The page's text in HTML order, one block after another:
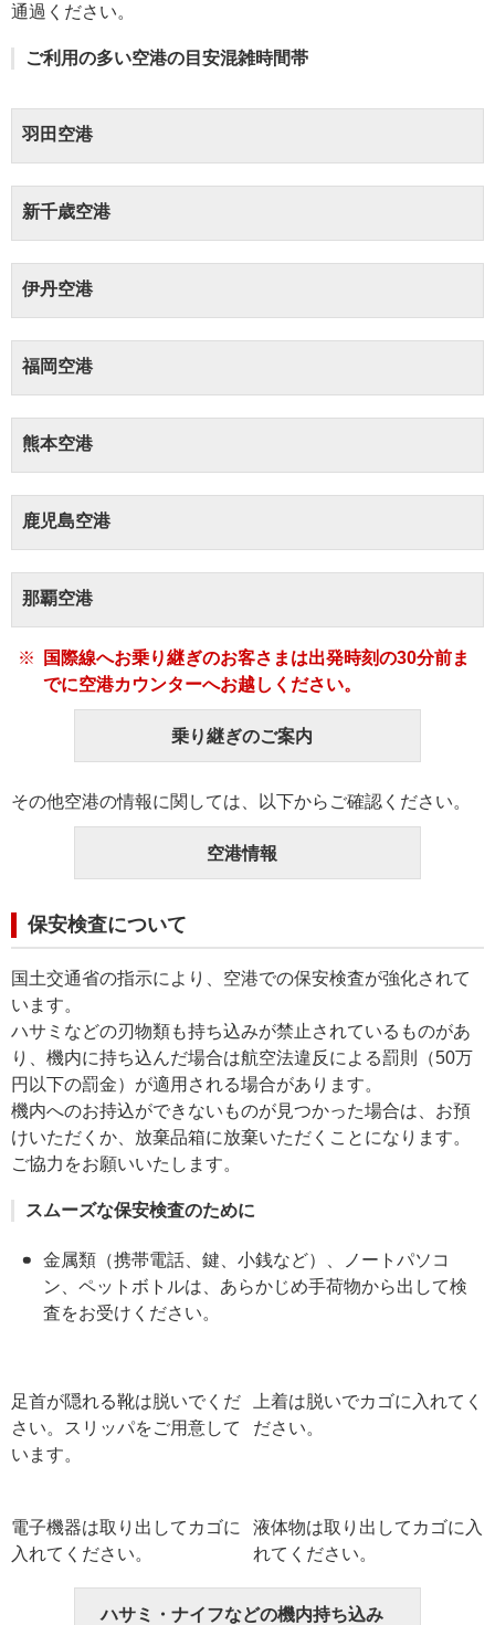
通過ください。
ご利用の多い空港の目安混雑時間帯
羽田空港
新千歳空港
伊丹空港
福岡空港
熊本空港
鹿児島空港
那覇空港
国際線へお乗り継ぎのお客さまは出発時刻の30分前ま
でに空港カウンターへお越しください。
乗り継ぎのご案内
その他空港の情報に関しては、以下からご確認ください。
空港情報
保安検査について
国土交通省の指示により、空港での保安検査が強化されて
います。
ハサミなどの刃物類も持ち込みが禁止されているものがあ
り、機内に持ち込んだ場合は航空法違反による罰則（50万
円以下の罰金）が適用される場合があります。
機内へのお持込ができないものが見つかった場合は、お預
けいただくか、放棄品箱に放棄いただくことになります。
ご協力をお願いいたします。
スムーズな保安検査のために
金属類（携帯電話、鍵、小銭など）、ノートパソコ
ン、ペットボトルは、あらかじめ手荷物から出して検
査をお受けください。
足首が隠れる靴は脱いでくだ
さい。スリッパをご用意して
います。
上着は脱いでカゴに入れてく
ださい。
電子機器は取り出してカゴに
入れてください。
液体物は取り出してカゴに入
れてください。
ハサミ・ナイフなどの機内持ち込み